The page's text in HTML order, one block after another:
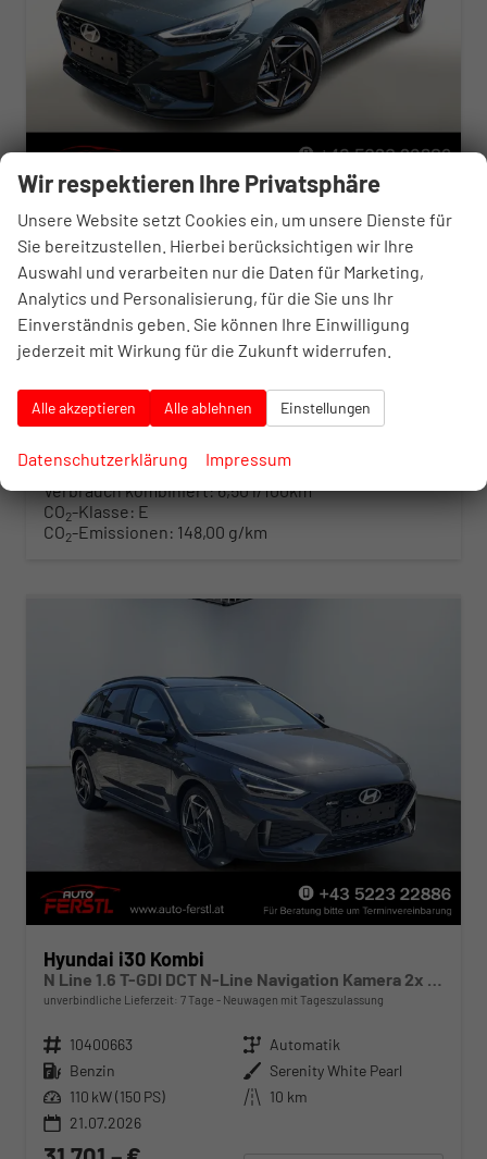
Hyundai i30 Kombi
N Line DCT Nav 18Z SHZ Keyl PrivG LED
Fahrzeug mit Tageszulassung
Fahrzeugnr. 10401623 Getriebe Automatik
Kraftstoff Benzin Außenfarbe
Leistung 110 kW (150 PS) Kilometerstand 10 km
30.349,– €
inkl. NoVA
36.706,– €
Verbrauch kombiniert:6,50 l/100km
CO2-Klasse: E
CO2-Emissionen: 148,00 g/km
Hyundai i30 Kombi
N Line 1.6 T-GDI DCT N-Line Navigation Kamera 2x Einparkhilfe 18 Zoll 2Zonenklima
unverbindliche Lieferzeit: 7 Tage Neuwagen mit Tageszulassung
Fahrzeugnr. 10400663 Getriebe Automatik
Kraftstoff Benzin Außenfarbe Serenity White Pearl
Leistung 110 kW (150 PS) Kilometerstand 10 km
21.07.2026
Wir respektieren Ihre Privatsphäre
Unsere Website setzt Cookies ein, um unsere Dienste für
Sie bereitzustellen. Hierbei berücksichtigen wir Ihre
Auswahl und verarbeiten nur die Daten für Marketing,
Analytics und Personalisierung, für die Sie uns Ihr
Einverständnis geben. Sie können Ihre Einwilligung
jederzeit mit Wirkung für die Zukunft widerrufen.
Alle akzeptieren Alle ablehnen Einstellungen
Datenschutzerklärung Impressum